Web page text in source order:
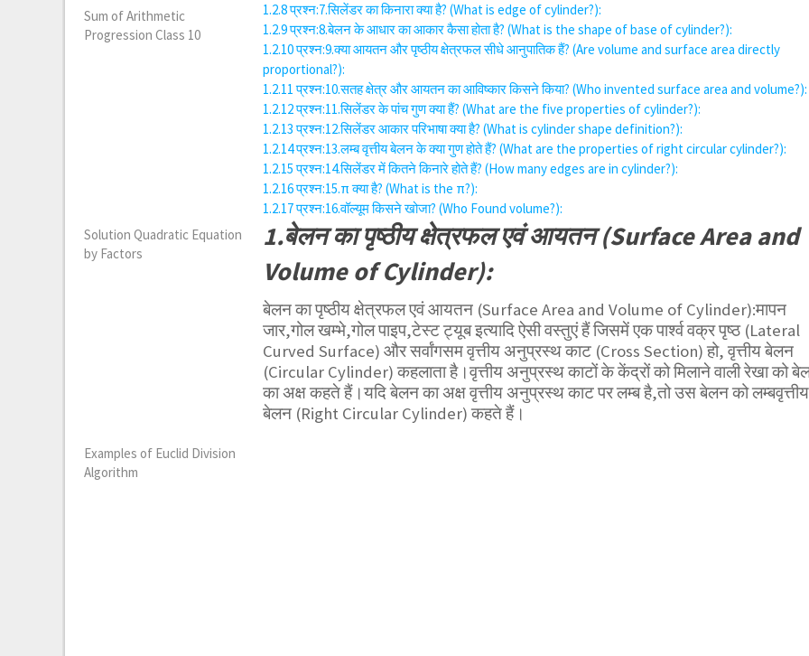
1.2.8प्रश्न:7.सिलेंडर का किनारा क्या है? (What is edge of cylinder?):
1.2.9प्रश्न:8.बेलन के आधार का आकार कैसा होता है? (What is the shape of base of cylinder?):
1.2.10प्रश्न:9.क्या आयतन और पृष्ठीय क्षेत्रफल सीधे आनुपातिक हैं? (Are volume and surface area directly
proportional?):
1.2.11 प्रश्न:10.सतह क्षेत्र और आयतन का आविष्कार किसने किया? (Who invented surface area and volume?):
1.2.12प्रश्न:11.सिलेंडर के पांच गुण क्या हैं? (What are the five properties of cylinder?):
1.2.13 प्रश्न:12.सिलेंडर आकार परिभाषा क्या है? (What is cylinder shape definition?):
1.2.14प्रश्न:13.लम्ब वृत्तीय बेलन के क्या गुण होते हैं? (What are the properties of right circular cylinder?):
1.2.15 प्रश्न:14.सिलेंडर में कितने किनारे होते हैं? (How many edges are in cylinder?):
1.2.16प्रश्न:15.π क्या है? (What is the π?):
1.2.17प्रश्न:16.वॉल्यूम किसने खोजा? (Who Found volume?):
1.बेलन का पृष्ठीय क्षेत्रफल एवं आयतन (Surface Area and
Volume of Cylinder):
बेलन का पृष्ठीय क्षेत्रफल एवं आयतन (Surface Area and Volume of Cylinder):मापन
जार,गोल खम्भे,गोल पाइप,टेस्ट ट्यूब इत्यादि ऐसी वस्तुएं हैं जिसमें एक पार्श्व वक्र पृष्ठ (Lateral
Curved Surface) और सर्वांगसम वृत्तीय अनुप्रस्थ काट (Cross Section) हो, वृत्तीय बेलन
(Circular Cylinder) कहलाता है।वृत्तीय अनुप्रस्थ काटों के केंद्रों को मिलाने वाली रेखा को
का अक्ष कहते हैं।यदि बेलन का अक्ष वृत्तीय अनुप्रस्थ काट पर लम्ब है,तो उस बेलन को लम्बवृत्तीय
बेलन (Right Circular Cylinder) कहते हैं।
Sum of Arithmetic
Progression Class 10
Solution Quadratic Equation
by Factors
Examples of Euclid Division
Algorithm